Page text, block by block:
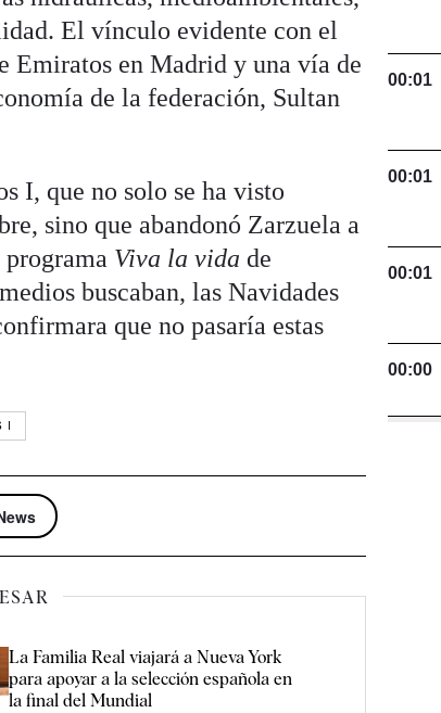
El vínculo evidente con el
Emiratos en Madrid y una vía de
de la federación, Sultan
I, que no solo se ha visto
sino que abandonó Zarzuela a
Viva la vida de
buscaban, las Navidades
que no pasaría estas
I
La Familia Real viajará a Nueva York
para apoyar a la selección española en
la final del Mundial
00:01
00:01
00:01
00:00